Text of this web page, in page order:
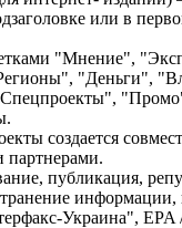
или в
"Мнение",
"Деньги",
создается
партнерами.
публикация,
информации,
Украина", EPA